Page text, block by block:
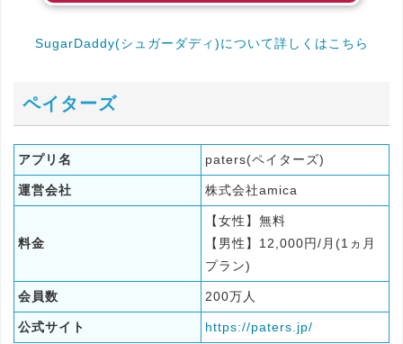
SugarDaddy(シュガーダディ)について詳しくはこちら
ペイターズ
アプリ名 paters(ペイターズ)
運営会社 株式会社amica
料金
【女性】無料
【男性】12,000円/月(1ヵ月
プラン)
会員数 200万人
公式サイト https://paters.jp/